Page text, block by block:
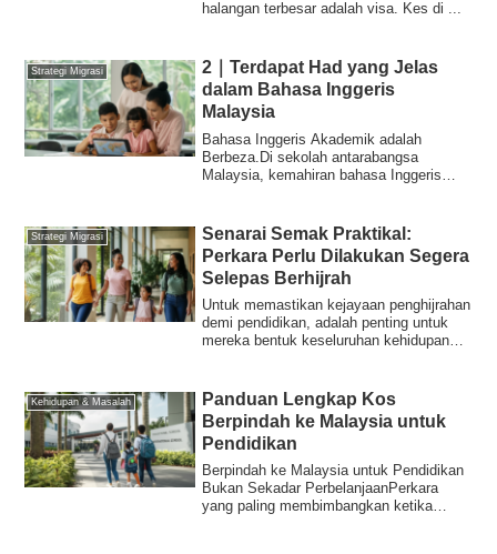
halangan terbesar adalah visa. Kes di ...
Strategi Migrasi
2｜Terdapat Had yang Jelas
dalam Bahasa Inggeris
Malaysia
Bahasa Inggeris Akademik adalah
Berbeza.Di sekolah antarabangsa
Malaysia, kemahiran bahasa Inggeris
Strategi Migrasi
Senarai Semak Praktikal:
Perkara Perlu Dilakukan Segera
Selepas Berhijrah
Untuk memastikan kejayaan penghijrahan
demi pendidikan, adalah penting untuk
mereka bentuk keseluruhan kehidupan
Kehidupan & Masalah
Panduan Lengkap Kos
Berpindah ke Malaysia untuk
Pendidikan
Berpindah ke Malaysia untuk Pendidikan
Bukan Sekadar PerbelanjaanPerkara
yang paling membimbangkan ketika